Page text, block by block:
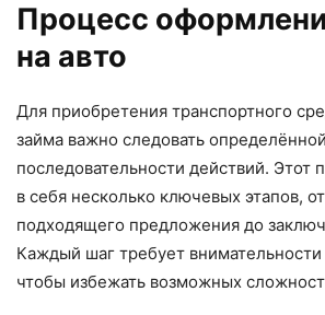
Процесс
на авто
Для приобретения транспортного
займа важно следовать определённой
последовательности действий. Этот
в себя несколько ключевых этапов,
подходящего предложения до
Каждый шаг требует внимательности
чтобы избежать возможных